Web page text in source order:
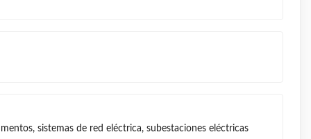
sistemas de red eléctrica, subestaciones eléctricas